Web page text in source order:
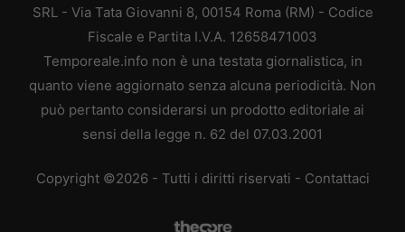
SRL - Via Tata Giovanni 8, 00154 Roma (RM) - Codice
Fiscale e Partita I.V.A. 12658471003
Temporeale.info non è una testata giornalistica, in
quanto viene aggiornato senza alcuna periodicità. Non
può pertanto considerarsi un prodotto editoriale ai
sensi della legge n. 62 del 07.03.2001
Copyright ©2026 - Tutti i diritti riservati - Contattaci